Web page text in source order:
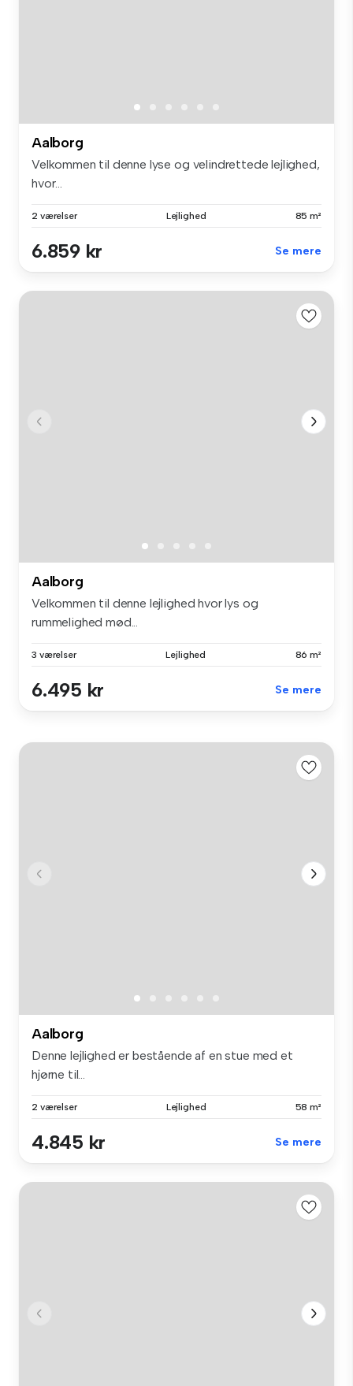
Aalborg
Velkommen til denne lyse og velindrettede lejlighed,
hvor...
2 værelser Lejlighed 85 m²
6.859 kr Se mere
Aalborg
Velkommen til denne lejlighed hvor lys og
rummelighed mød...
3 værelser Lejlighed 86 m²
6.495 kr Se mere
Aalborg
Denne lejlighed er bestående af en stue med et
hjørne til...
2 værelser Lejlighed 58 m²
4.845 kr Se mere